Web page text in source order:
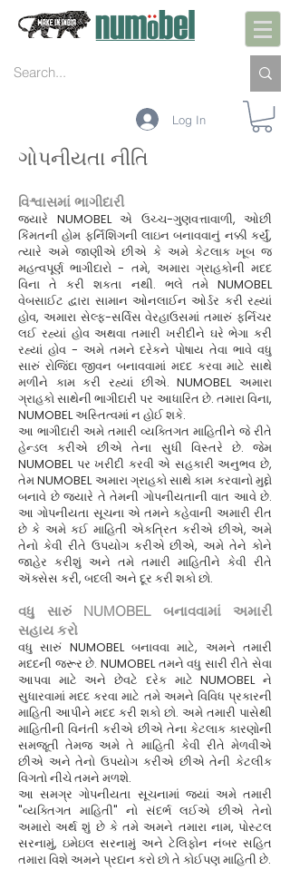
Log In
ગોપનીયતા નીતિ
વિશ્વાસમાં ભાગીદારી
જ્યારે NUMOBEL એ ઉચ્ચ-ગુણવત્તાવાળી, ઓછી
કિંમતની હોમ ફર્નિશિંગની લાઇન બનાવવાનું નક્કી કર્યું,
ત્યારે અમે જાણીએ છીએ કે અમે કેટલાક ખૂબ જ
મહત્વપૂર્ણ ભાગીદારો - તમે, અમારા ગ્રાહકોની મદદ
વિના તે કરી શકતા નથી. ભલે તમે NUMOBEL
વેબસાઈટ દ્વારા સામાન ઓનલાઈન ઓર્ડર કરી રહ્યાં
હોવ, અમારા સેલ્ફ-સર્વિસ વેરહાઉસમાં તમારું ફર્નિચર
લઈ રહ્યાં હોવ અથવા તમારી ખરીદીને ઘરે ભેગા કરી
રહ્યાં હોવ - અમે તમને દરેકને પોષાય તેવા ભાવે વધુ
સારું રોજિંદા જીવન બનાવવામાં મદદ કરવા માટે સાથે
મળીને કામ કરી રહ્યાં છીએ. NUMOBEL અમારા
ગ્રાહકો સાથેની ભાગીદારી પર આધારિત છે. તમારા વિના,
NUMOBEL અસ્તિત્વમાં ન હોઈ શકે.
આ ભાગીદારી અમે તમારી વ્યક્તિગત માહિતીને જે રીતે
હેન્ડલ કરીએ છીએ તેના સુધી વિસ્તરે છે. જેમ
NUMOBEL પર ખરીદી કરવી એ સહકારી અનુભવ છે,
તેમ NUMOBEL અમારા ગ્રાહકો સાથે કામ કરવાનો મુદ્દો
બનાવે છે જ્યારે તે તેમની ગોપનીયતાની વાત આવે છે.
આ ગોપનીયતા સૂચના એ તમને કહેવાની અમારી રીત
છે કે અમે કઈ માહિતી એકત્રિત કરીએ છીએ, અમે
તેનો કેવી રીતે ઉપયોગ કરીએ છીએ, અમે તેને કોને
જાહેર કરીશું અને તમે તમારી માહિતીને કેવી રીતે
ઍક્સેસ કરી, બદલી અને દૂર કરી શકો છો.
વધુ સારું NUMOBEL બનાવવામાં અમારી
સહાય કરો
વધુ સારું NUMOBEL બનાવવા માટે, અમને તમારી
મદદની જરૂર છે. NUMOBEL તમને વધુ સારી રીતે સેવા
આપવા માટે અને છેવટે દરેક માટે NUMOBEL ને
સુધારવામાં મદદ કરવા માટે તમે અમને વિવિધ પ્રકારની
માહિતી આપીને મદદ કરી શકો છો. અમે તમારી પાસેથી
માહિતીની વિનંતી કરીએ છીએ તેના કેટલાક કારણોની
સમજૂતી તેમજ અમે તે માહિતી કેવી રીતે મેળવીએ
છીએ અને તેનો ઉપયોગ કરીએ છીએ તેની કેટલીક
વિગતો નીચે તમને મળશે.
આ સમગ્ર ગોપનીયતા સૂચનામાં જ્યાં અમે તમારી
"વ્યક્તિગત માહિતી" નો સંદર્ભ લઈએ છીએ તેનો
અમારો અર્થ શું છે કે તમે અમને તમારા નામ, પોસ્ટલ
સરનામું, ઇમેઇલ સરનામું અને ટેલિફોન નંબર સહિત
તમારા વિશે અમને પ્રદાન કરો છો તે કોઈપણ માહિતી છે.